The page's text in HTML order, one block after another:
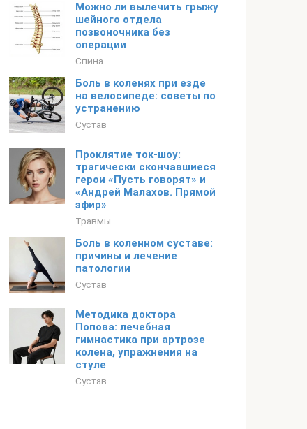
Можно ли вылечить грыжу
шейного отдела
позвоночника без
операции
Спина
Боль в коленях при езде
на велосипеде: советы по
устранению
Сустав
Проклятие ток-шоу:
трагически скончавшиеся
герои «Пусть говорят» и
«Андрей Малахов. Прямой
эфир»
Травмы
Боль в коленном суставе:
причины и лечение
патологии
Сустав
Методика доктора
Попова: лечебная
гимнастика при артрозе
колена, упражнения на
стуле
Сустав